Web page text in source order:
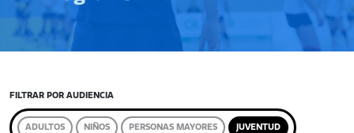
FILTRAR POR AUDIENCIA
ADULTOS NIÑOS PERSONAS MAYORES JUVENTUD